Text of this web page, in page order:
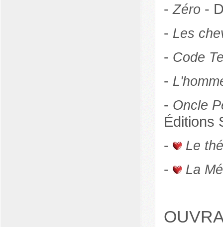
-Zéro -
- Les
- Code
-
- Oncle
Éditions
-
Le
- La